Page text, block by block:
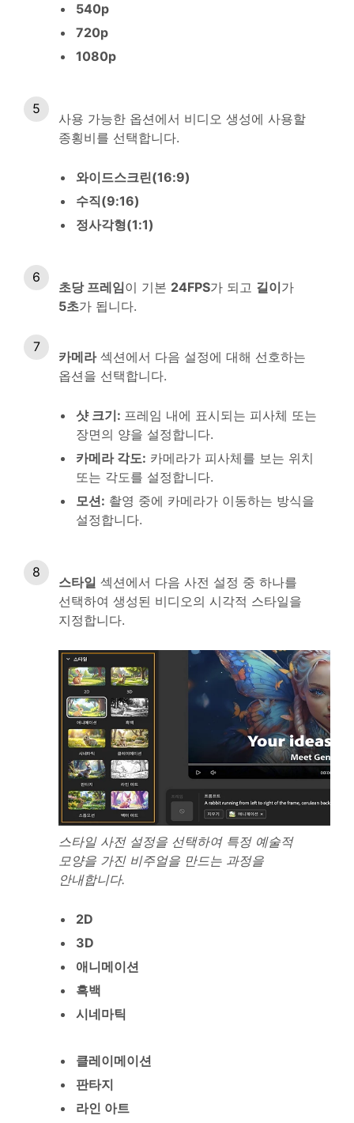
540p
720p
1080p
사용 가능한 옵션에서 비디오 생성에 사용할
종횡비를 선택합니다.
와이드스크린(16:9)
수직(9:16)
정사각형(1:1)
초당 프레임이 기본 24FPS가 되고 길이가
5초가 됩니다.
카메라섹션에서 다음 설정에 대해 선호하는
옵션을 선택합니다.
샷 크기: 프레임 내에 표시되는 피사체 또는
장면의 양을 설정합니다.
카메라 각도: 카메라가 피사체를 보는 위치
또는 각도를 설정합니다.
모션: 촬영 중에 카메라가 이동하는 방식을
설정합니다.
스타일 섹션에서 다음 사전 설정 중 하나를
선택하여 생성된 비디오의 시각적 스타일을
지정합니다.
스타일 사전 설정을 선택하여 특정 예술적
모양을 가진 비주얼을 만드는 과정을
안내합니다.
2D
3D
애니메이션
흑백
시네마틱
클레이메이션
판타지
라인 아트